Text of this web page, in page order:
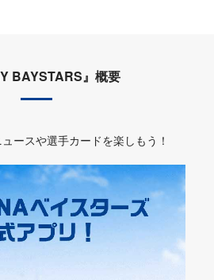
BAYSTARS』概要
ースや選手カードを楽しもう！